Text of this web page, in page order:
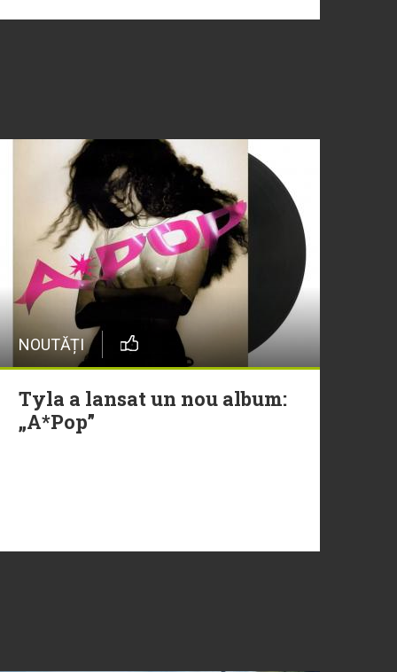
NOUTĂȚI
Tyla a lansat un nou album:
„A*Pop”